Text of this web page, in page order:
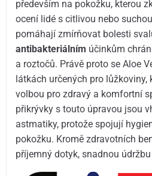
především na pokožku, kterou
ocení lidé s citlivou nebo
pomáhají zmírňovat bolesti
antibakteriálním účinkům
a roztočů. Právě proto se Aloe
látkách určených pro lůžkoviny,
volbou pro zdravý a komfortní
přikrývky s touto úpravou jsou
astmatiky, protože spojují
pokožku. Kromě zdravotních
příjemný dotyk, snadnou